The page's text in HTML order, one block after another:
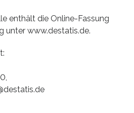
enthält die Online-Fassung
unter www.destatis.de.